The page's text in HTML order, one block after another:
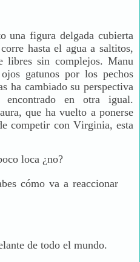
una figura delgada cubierta
hasta el agua a saltitos,
libres sin complejos. Manu
gatunos por los pechos
ha cambiado su perspectiva
en otra igual.
que ha vuelto a ponerse
competir con Virginia, esta
loca ¿no?
cómo va a reaccionar
de todo el mundo.